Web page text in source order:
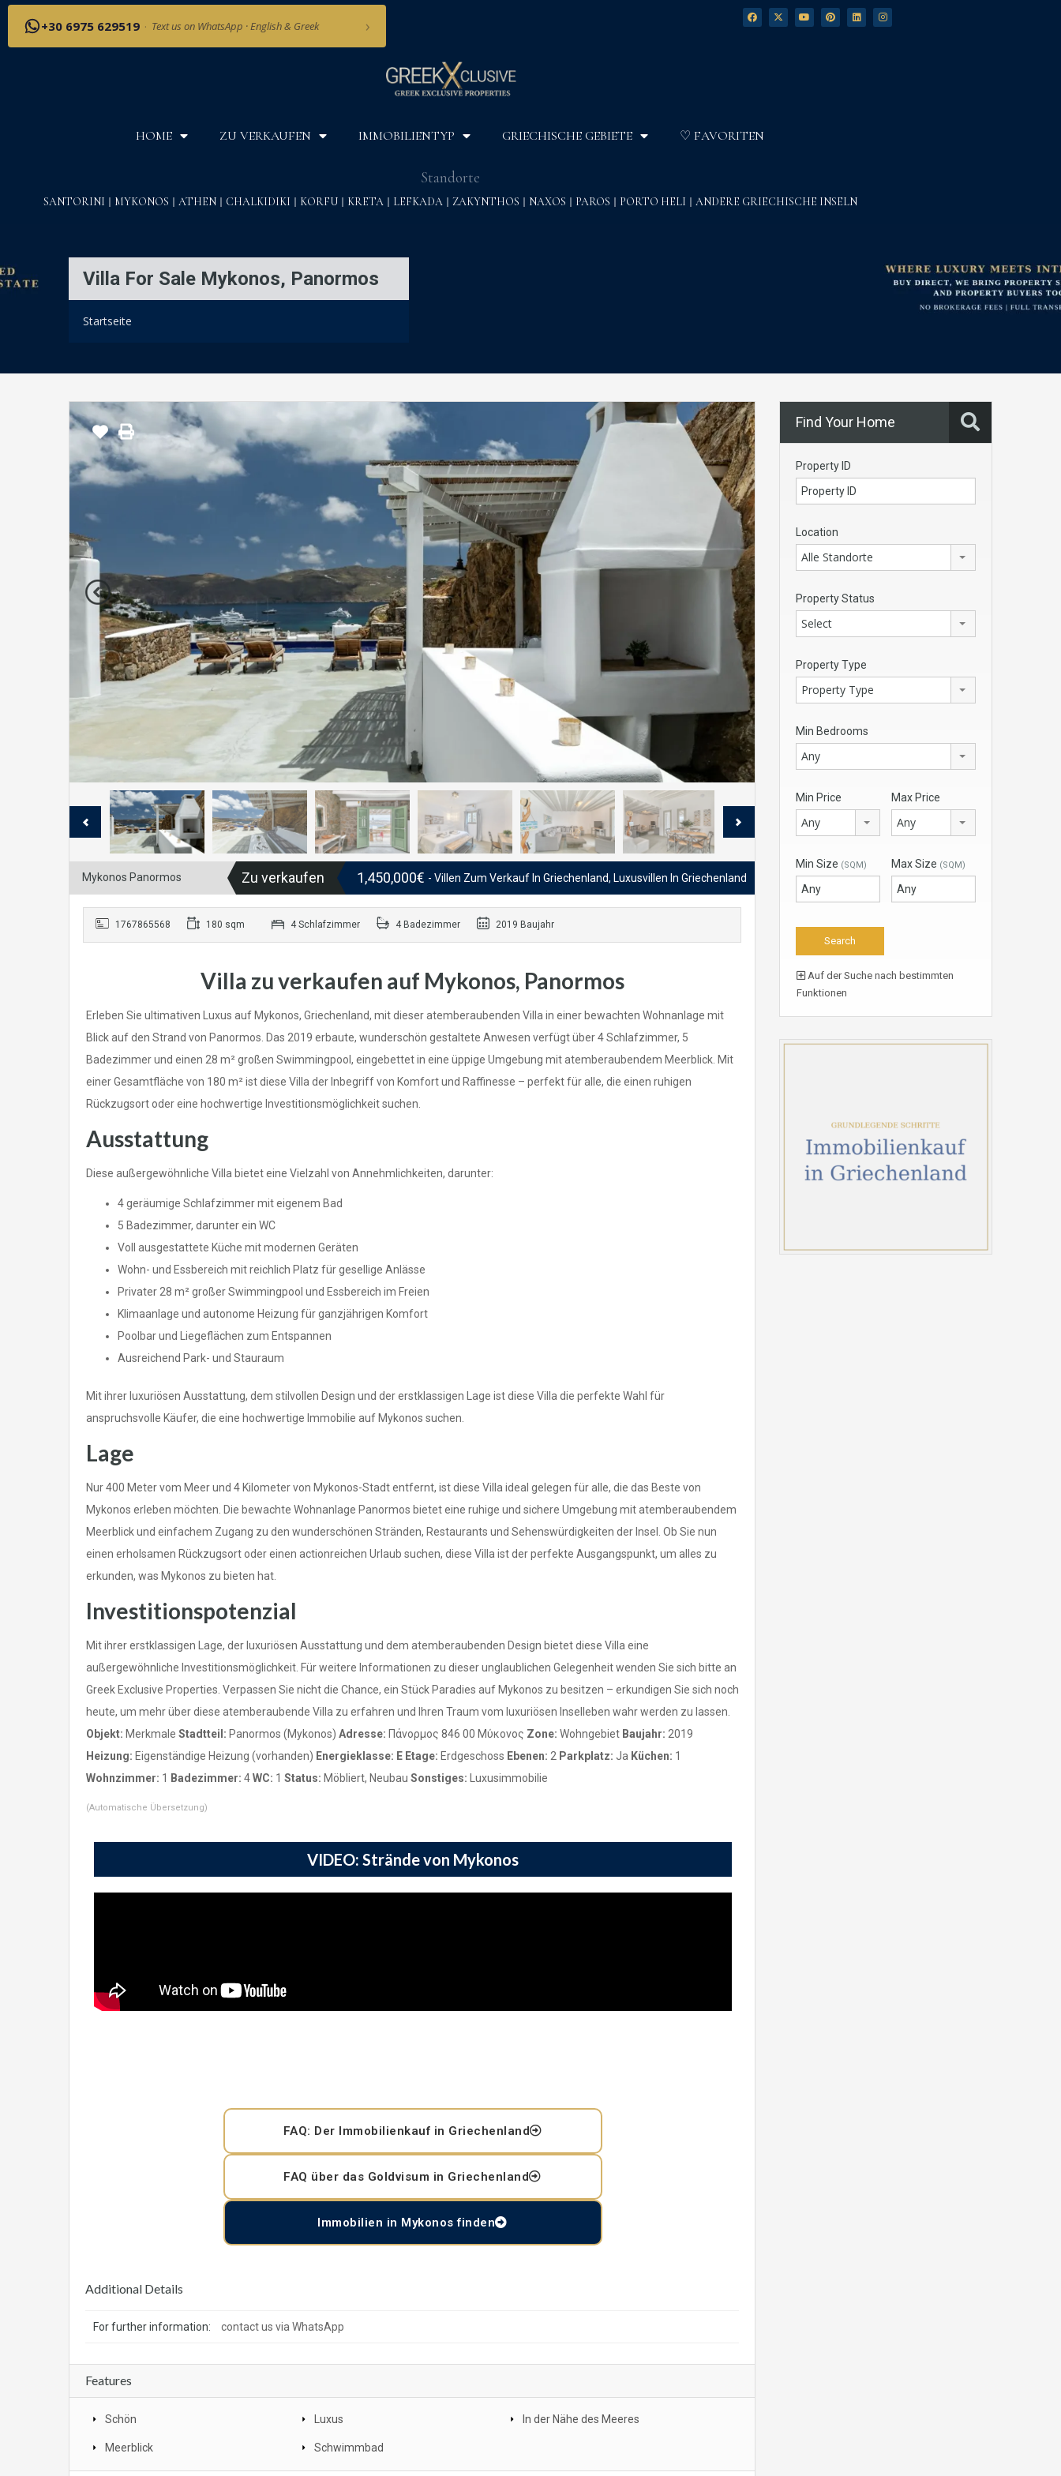
+30 6975 629519 · Text us on WhatsApp · English & Greek ›
HOME ZU VERKAUFEN IMMOBILIENTYP GRIECHISCHE GEBIETE ♡ FAVORITEN
Standorte
SANTORINI MYKONOS ATHEN CHALKIDIKI KORFU KRETA LEFKADA ZAKYNTHOS NAXOS PAROS PORTO HELI ANDERE GRIECHISCHE INSELN
Villa For Sale Mykonos, Panormos
Startseite
Mykonos Panormos Zu verkaufen 1,450,000€ - Villen Zum Verkauf In Griechenland, Luxusvillen In Griechenland
1767865568 180 sqm 4 Schlafzimmer 4 Badezimmer 2019 Baujahr
Villa zu verkaufen auf Mykonos, Panormos
Erleben Sie ultimativen Luxus auf Mykonos, Griechenland, mit dieser atemberaubenden Villa in einer bewachten Wohnanlage mit
Blick auf den Strand von Panormos. Das 2019 erbaute, wunderschön gestaltete Anwesen verfügt über 4 Schlafzimmer, 5
Badezimmer und einen 28 m² großen Swimmingpool, eingebettet in eine üppige Umgebung mit atemberaubendem Meerblick. Mit
einer Gesamtfläche von 180 m² ist diese Villa der Inbegriff von Komfort und Raffinesse – perfekt für alle, die einen ruhigen
Rückzugsort oder eine hochwertige Investitionsmöglichkeit suchen.
Ausstattung
Diese außergewöhnliche Villa bietet eine Vielzahl von Annehmlichkeiten, darunter:
4 geräumige Schlafzimmer mit eigenem Bad
5 Badezimmer, darunter ein WC
Voll ausgestattete Küche mit modernen Geräten
Wohn- und Essbereich mit reichlich Platz für gesellige Anlässe
Privater 28 m² großer Swimmingpool und Essbereich im Freien
Klimaanlage und autonome Heizung für ganzjährigen Komfort
Poolbar und Liegeflächen zum Entspannen
Ausreichend Park- und Stauraum
Mit ihrer luxuriösen Ausstattung, dem stilvollen Design und der erstklassigen Lage ist diese Villa die perfekte Wahl für
anspruchsvolle Käufer, die eine hochwertige Immobilie auf Mykonos suchen.
Lage
Nur 400 Meter vom Meer und 4 Kilometer von Mykonos-Stadt entfernt, ist diese Villa ideal gelegen für alle, die das Beste von
Mykonos erleben möchten. Die bewachte Wohnanlage Panormos bietet eine ruhige und sichere Umgebung mit atemberaubendem
Meerblick und einfachem Zugang zu den wunderschönen Stränden, Restaurants und Sehenswürdigkeiten der Insel. Ob Sie nun
einen erholsamen Rückzugsort oder einen actionreichen Urlaub suchen, diese Villa ist der perfekte Ausgangspunkt, um alles zu
erkunden, was Mykonos zu bieten hat.
Investitionspotenzial
Mit ihrer erstklassigen Lage, der luxuriösen Ausstattung und dem atemberaubenden Design bietet diese Villa eine
außergewöhnliche Investitionsmöglichkeit. Für weitere Informationen zu dieser unglaublichen Gelegenheit wenden Sie sich bitte an
Greek Exclusive Properties. Verpassen Sie nicht die Chance, ein Stück Paradies auf Mykonos zu besitzen – erkundigen Sie sich noch
heute, um mehr über diese atemberaubende Villa zu erfahren und Ihren Traum vom luxuriösen Inselleben wahr werden zu lassen.
Objekt: Merkmale Stadtteil: Panormos (Mykonos) Adresse: Πάνορμος 846 00 Μύκονος Zone: Wohngebiet Baujahr: 2019
Heizung: Eigenständige Heizung (vorhanden) Energieklasse: E Etage: Erdgeschoss Ebenen: 2 Parkplatz: Ja Küchen: 1
Wohnzimmer: 1 Badezimmer: 4WC: 1 Status: Möbliert, Neubau Sonstiges: Luxusimmobilie
(Automatische Übersetzung)
VIDEO: Strände von Mykonos
FAQ: Der Immobilienkauf in Griechenland
FAQ über das Goldvisum in Griechenland
Immobilien in Mykonos finden
Additional Details
For further information: contact us via WhatsApp
Features
Schön Luxus In der Nähe des Meeres
Meerblick Schwimmbad
Find Your Home
Property ID
Location
Alle Standorte
Property Status
Select
Property Type
Property Type
Min Bedrooms
Any
Min Price
Any
Max Price
Any
Min Size (SQM) Max Size (SQM)
Auf der Suche nach bestimmten
Funktionen